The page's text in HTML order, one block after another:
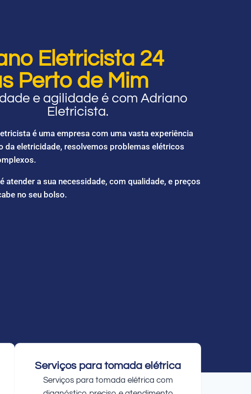
Eletricista 24
Perto de Mim
e agilidade é com Adriano
Eletricista.
é uma empresa com uma vasta experiência
da eletricidade, resolvemos problemas elétricos
atender a sua necessidade, com qualidade, e preços
no seu bolso.
Serviços para tomada elétrica
Serviços para tomada elétrica com